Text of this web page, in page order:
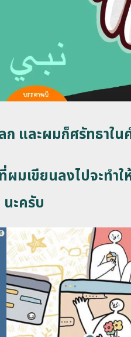
และผมก็ศรัทธาใน
มเขียนลงไปจะทำ
ะครับ